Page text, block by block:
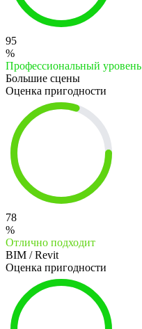
95
%
Профессиональный уровень
Большие сцены
Оценка пригодности
78
%
Отлично подходит
BIM / Revit
Оценка пригодности